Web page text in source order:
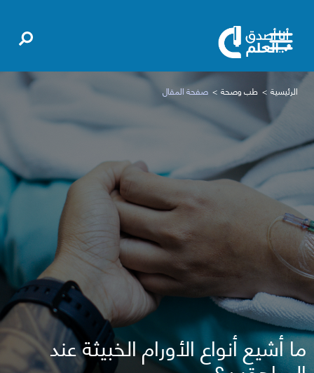
الرئيسية طب وصحة صفحة المقال
ما أشيع أنواع الأورام الخبيثة عند